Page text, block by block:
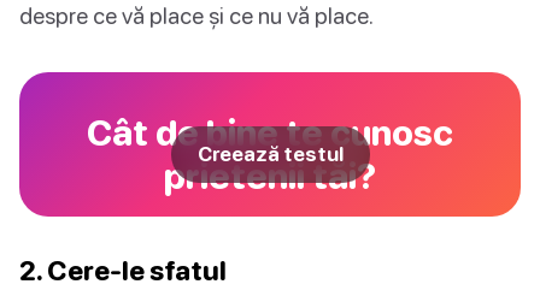
despre ce vă place și ce nu vă place.
Cât de bine te cunosc
prietenii tăi?
Creează testul
2. Cere-le sfatul